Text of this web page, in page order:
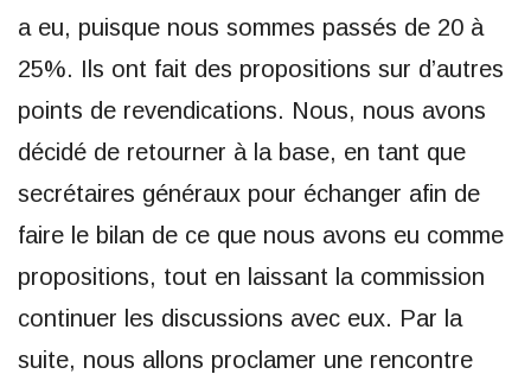
a eu, puisque nous sommes passés de 20 à
25%. Ils ont fait des propositions sur d’autres
points de revendications. Nous, nous avons
décidé de retourner à la base, en tant que
secrétaires généraux pour échanger afin de
faire le bilan de ce que nous avons eu comme
propositions, tout en laissant la commission
continuer les discussions avec eux. Par la
suite, nous allons proclamer une rencontre